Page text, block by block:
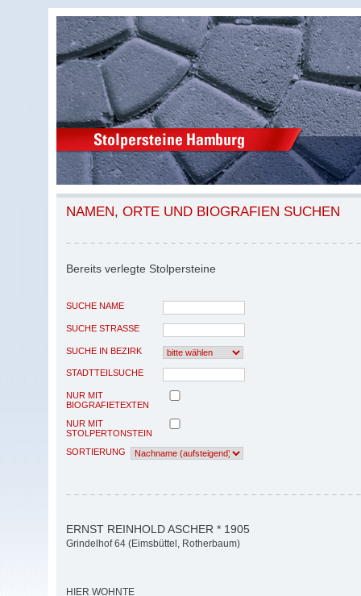
NAMEN, ORTE UND BIOGRAFIEN SUCHEN
Bereits verlegte Stolpersteine
SUCHE NAME
SUCHE STRASSE
SUCHE IN BEZIRK
STADTTEILSUCHE
NUR MIT
BIOGRAFIETEXTEN
NUR MIT
STOLPERTONSTEIN
SORTIERUNG
ERNST REINHOLD ASCHER * 1905
Grindelhof 64 (Eimsbüttel, Rotherbaum)
HIER WOHNTE